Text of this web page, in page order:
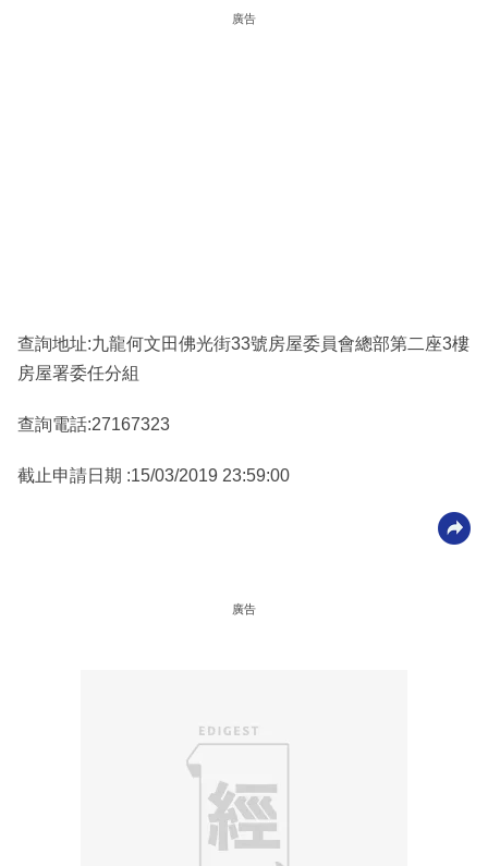
廣告
查詢地址:九龍何文田佛光街33號房屋委員會總部第二座3樓
房屋署委任分組
查詢電話:27167323
截止申請日期 :15/03/2019 23:59:00
廣告